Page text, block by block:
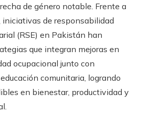
de género notable. Frente a
iniciativas de responsabilidad
(RSE) en Pakistán han
que integran mejoras en
ocupacional junto con
comunitaria, logrando
en bienestar, productividad y